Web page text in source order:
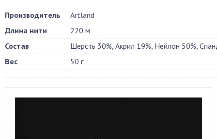
Производитель
Artland
Длина нити
220 м
Состав
Шерсть 30%, Акрил 19%, Нейлон 50%,
Вес
50 г